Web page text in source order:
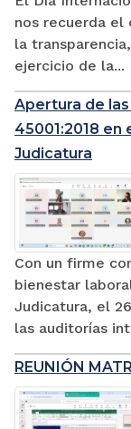
nos recuerda el
la
ejercicio de la...
Apertura de
45001:2018 en
Judicatura
Con un firme
bienestar
Judicatura, el
las auditorías
REUNIÓN